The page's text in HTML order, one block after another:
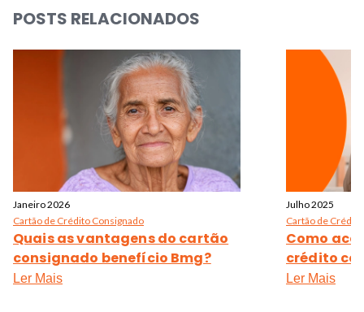
POSTS RELACIONADOS
Janeiro 2026
Cartão de Crédito Consignado
Quais as vantagens do cartão
consignado benefício Bmg?
Ler Mais
Julho 2025
Cartão de
Como
crédito
Ler Mais